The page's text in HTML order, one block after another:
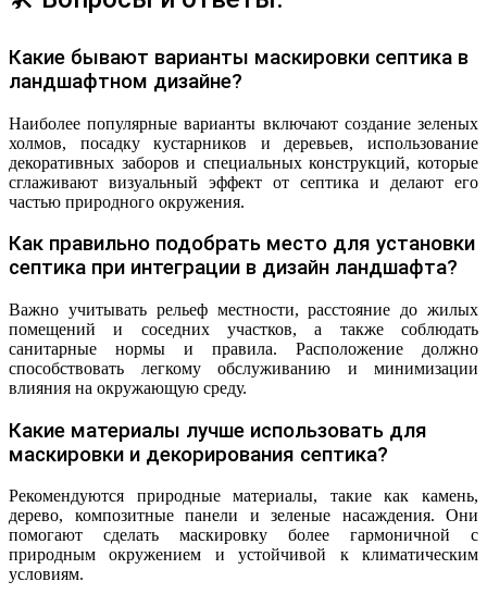
Какие бывают варианты маскировки септика в
ландшафтном дизайне?
Наиболее популярные варианты включают создание зеленых
холмов, посадку кустарников и деревьев, использование
декоративных заборов и специальных конструкций, которые
сглаживают визуальный эффект от септика и делают его
частью природного окружения.
Как правильно подобрать место для установки
септика при интеграции в дизайн ландшафта?
Важно учитывать рельеф местности, расстояние до жилых
помещений и соседних участков, а также соблюдать
санитарные нормы и правила. Расположение должно
способствовать легкому обслуживанию и минимизации
влияния на окружающую среду.
Какие материалы лучше использовать для
маскировки и декорирования септика?
Рекомендуются природные материалы, такие как камень,
дерево, композитные панели и зеленые насаждения. Они
помогают сделать маскировку более гармоничной с
природным окружением и устойчивой к климатическим
условиям.